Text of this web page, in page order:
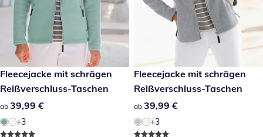
39,99 €
Fleecejacke mit schrägen
Reißverschluss-Taschen
39,99 €
ab 39,99 €
+3
39,99 €
Fleecejacke mit schrägen
Reißverschluss-Taschen
39,99 €
ab 39,99 €
+3